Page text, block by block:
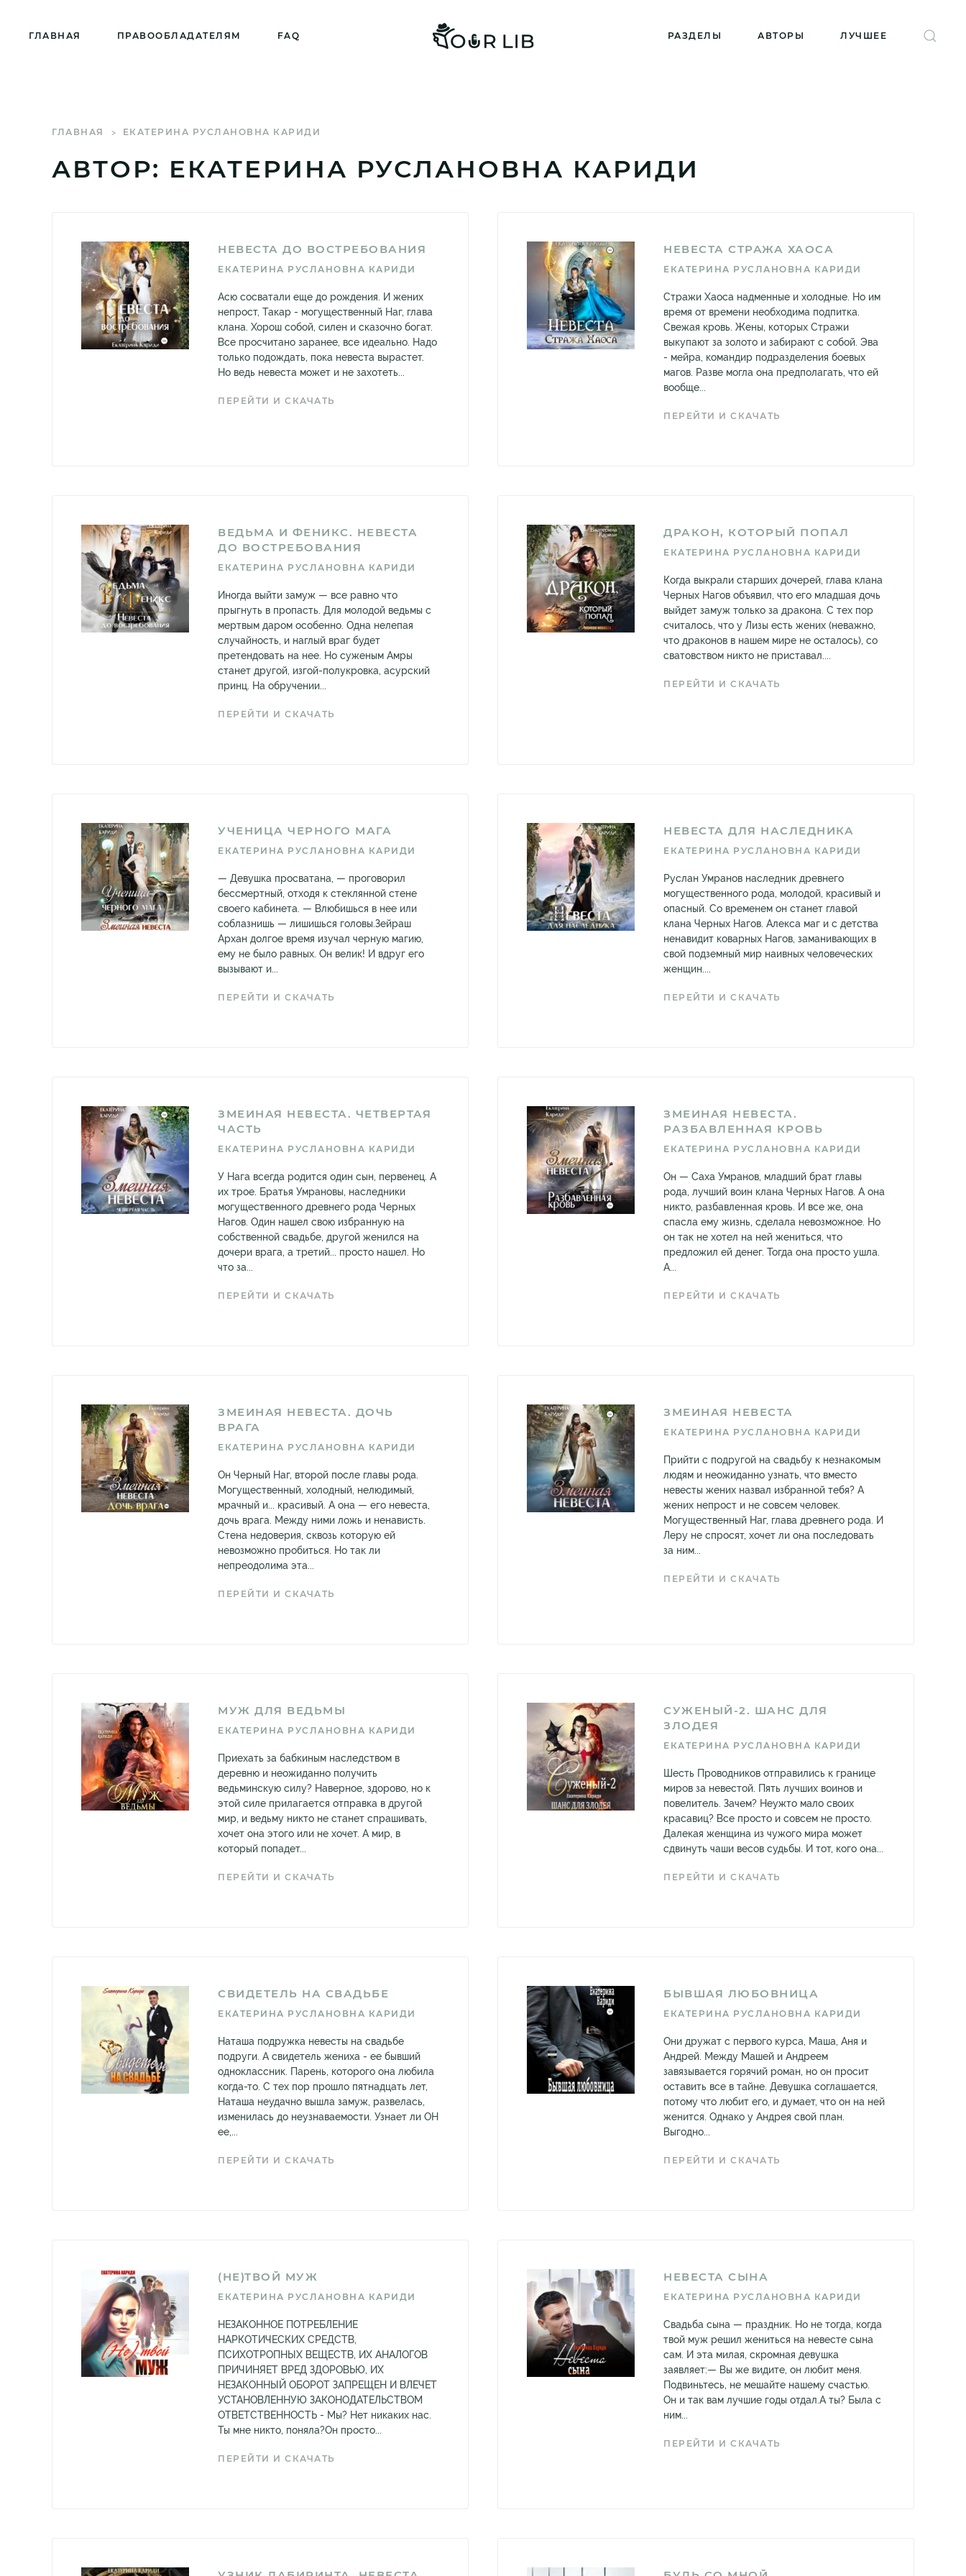
ГЛАВНАЯ ПРАВООБЛАДАТЕЛЯМ FAQ РАЗДЕЛЫ АВТОРЫ ЛУЧШЕЕ
ГЛАВНАЯ ЕКАТЕРИНА РУСЛАНОВНА КАРИДИ
АВТОР: ЕКАТЕРИНА РУСЛАНОВНА КАРИДИ
НЕВЕСТА ДО ВОСТРЕБОВАНИЯ
ЕКАТЕРИНА РУСЛАНОВНА КАРИДИ
Асю сосватали еще до рождения. И жених
непрост, Такар - могущественный Наг, глава
клана. Хорош собой, силен и сказочно богат.
Все просчитано заранее, все идеально. Надо
только подождать, пока невеста вырастет.
Но ведь невеста может и не захотеть...
ПЕРЕЙТИ И СКАЧАТЬ
НЕВЕСТА СТРАЖА ХАОСА
ЕКАТЕРИНА РУСЛАНОВНА КАРИДИ
Стражи Хаоса надменные и холодные. Но им
время от времени необходима подпитка.
Свежая кровь. Жены, которых Стражи
выкупают за золото и забирают с собой. Эва
- мейра, командир подразделения боевых
магов. Разве могла она предполагать, что ей
вообще...
ПЕРЕЙТИ И СКАЧАТЬ
ВЕДЬМА И ФЕНИКС. НЕВЕСТА
ДО ВОСТРЕБОВАНИЯ
ЕКАТЕРИНА РУСЛАНОВНА КАРИДИ
Иногда выйти замуж — все равно что
прыгнуть в пропасть. Для молодой ведьмы с
мертвым даром особенно. Одна нелепая
случайность, и наглый враг будет
претендовать на нее. Но суженым Амры
станет другой, изгой-полукровка, асурский
принц. На обручении...
ПЕРЕЙТИ И СКАЧАТЬ
ДРАКОН, КОТОРЫЙ ПОПАЛ
ЕКАТЕРИНА РУСЛАНОВНА КАРИДИ
Когда выкрали старших дочерей, глава клана
Черных Нагов объявил, что его младшая дочь
выйдет замуж только за дракона. С тех пор
считалось, что у Лизы есть жених (неважно,
что драконов в нашем мире не осталось), со
сватовством никто не приставал....
ПЕРЕЙТИ И СКАЧАТЬ
УЧЕНИЦА ЧЕРНОГО МАГА
ЕКАТЕРИНА РУСЛАНОВНА КАРИДИ
— Девушка просватана, — проговорил
бессмертный, отходя к стеклянной стене
своего кабинета. — Влюбишься в нее или
соблазнишь — лишишься головы.Зейраш
Архан долгое время изучал черную магию,
ему не было равных. Он велик! И вдруг его
вызывают и...
ПЕРЕЙТИ И СКАЧАТЬ
НЕВЕСТА ДЛЯ НАСЛЕДНИКА
ЕКАТЕРИНА РУСЛАНОВНА КАРИДИ
Руслан Умранов наследник древнего
могущественного рода, молодой, красивый и
опасный. Со временем он станет главой
клана Черных Нагов. Алекса маг и с детства
ненавидит коварных Нагов, заманивающих в
свой подземный мир наивных человеческих
женщин....
ПЕРЕЙТИ И СКАЧАТЬ
ЗМЕИНАЯ НЕВЕСТА. ЧЕТВЕРТАЯ
ЧАСТЬ
ЕКАТЕРИНА РУСЛАНОВНА КАРИДИ
У Нага всегда родится один сын, первенец. А
их трое. Братья Умрановы, наследники
могущественного древнего рода Черных
Нагов. Один нашел свою избранную на
собственной свадьбе, другой женился на
дочери врага, а третий... просто нашел. Но
что за...
ПЕРЕЙТИ И СКАЧАТЬ
ЗМЕИНАЯ НЕВЕСТА.
РАЗБАВЛЕННАЯ КРОВЬ
ЕКАТЕРИНА РУСЛАНОВНА КАРИДИ
Он — Саха Умранов, младший брат главы
рода, лучший воин клана Черных Нагов. А она
никто, разбавленная кровь. И все же, она
спасла ему жизнь, сделала невозможное. Но
он так не хотел на ней жениться, что
предложил ей денег. Тогда она просто ушла.
А...
ПЕРЕЙТИ И СКАЧАТЬ
ЗМЕИНАЯ НЕВЕСТА. ДОЧЬ
ВРАГА
ЕКАТЕРИНА РУСЛАНОВНА КАРИДИ
Он Черный Наг, второй после главы рода.
Могущественный, холодный, нелюдимый,
мрачный и... красивый. А она — его невеста,
дочь врага. Между ними ложь и ненависть.
Стена недоверия, сквозь которую ей
невозможно пробиться. Но так ли
непреодолима эта...
ПЕРЕЙТИ И СКАЧАТЬ
ЗМЕИНАЯ НЕВЕСТА
ЕКАТЕРИНА РУСЛАНОВНА КАРИДИ
Прийти с подругой на свадьбу к незнакомым
людям и неожиданно узнать, что вместо
невесты жених назвал избранной тебя? А
жених непрост и не совсем человек.
Могущественный Наг, глава древнего рода. И
Леру не спросят, хочет ли она последовать
за ним...
ПЕРЕЙТИ И СКАЧАТЬ
МУЖ ДЛЯ ВЕДЬМЫ
ЕКАТЕРИНА РУСЛАНОВНА КАРИДИ
Приехать за бабкиным наследством в
деревню и неожиданно получить
ведьминскую силу? Наверное, здорово, но к
этой силе прилагается отправка в другой
мир, и ведьму никто не станет спрашивать,
хочет она этого или не хочет. А мир, в
который попадет...
ПЕРЕЙТИ И СКАЧАТЬ
СУЖЕНЫЙ-2. ШАНС ДЛЯ
ЗЛОДЕЯ
ЕКАТЕРИНА РУСЛАНОВНА КАРИДИ
Шесть Проводников отправились к границе
миров за невестой. Пять лучших воинов и
повелитель. Зачем? Неужто мало своих
красавиц? Все просто и совсем не просто.
Далекая женщина из чужого мира может
сдвинуть чаши весов судьбы. И тот, кого она...
ПЕРЕЙТИ И СКАЧАТЬ
СВИДЕТЕЛЬ НА СВАДЬБЕ
ЕКАТЕРИНА РУСЛАНОВНА КАРИДИ
Наташа подружка невесты на свадьбе
подруги. А свидетель жениха - ее бывший
одноклассник. Парень, которого она любила
когда-то. С тех пор прошло пятнадцать лет,
Наташа неудачно вышла замуж, развелась,
изменилась до неузнаваемости. Узнает ли ОН
ее,...
ПЕРЕЙТИ И СКАЧАТЬ
БЫВШАЯ ЛЮБОВНИЦА
ЕКАТЕРИНА РУСЛАНОВНА КАРИДИ
Они дружат с первого курса, Маша, Аня и
Андрей. Между Машей и Андреем
завязывается горячий роман, но он просит
оставить все в тайне. Девушка соглашается,
потому что любит его, и думает, что он на ней
женится. Однако у Андрея свой план.
Выгодно...
ПЕРЕЙТИ И СКАЧАТЬ
(НЕ)ТВОЙ МУЖ
ЕКАТЕРИНА РУСЛАНОВНА КАРИДИ
НЕЗАКОННОЕ ПОТРЕБЛЕНИЕ
НАРКОТИЧЕСКИХ СРЕДСТВ,
ПСИХОТРОПНЫХ ВЕЩЕСТВ, ИХ АНАЛОГОВ
ПРИЧИНЯЕТ ВРЕД ЗДОРОВЬЮ, ИХ
НЕЗАКОННЫЙ ОБОРОТ ЗАПРЕЩЕН И ВЛЕЧЕТ
УСТАНОВЛЕННУЮ ЗАКОНОДАТЕЛЬСТВОМ
ОТВЕТСТВЕННОСТЬ - Мы? Нет никаких нас.
Ты мне никто, поняла?Он просто...
ПЕРЕЙТИ И СКАЧАТЬ
НЕВЕСТА СЫНА
ЕКАТЕРИНА РУСЛАНОВНА КАРИДИ
Свадьба сына — праздник. Но не тогда, когда
твой муж решил жениться на невесте сына
сам. И эта милая, скромная девушка
заявляет:— Вы же видите, он любит меня.
Подвиньтесь, не мешайте нашему счастью.
Он и так вам лучшие годы отдал.А ты? Была с
ним...
ПЕРЕЙТИ И СКАЧАТЬ